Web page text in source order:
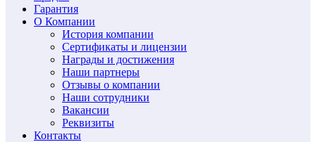
Гарантия
О Компании
История компании
Сертификаты и лицензии
Награды и достижения
Наши партнеры
Отзывы о компании
Наши сотрудники
Вакансии
Реквизиты
Контакты